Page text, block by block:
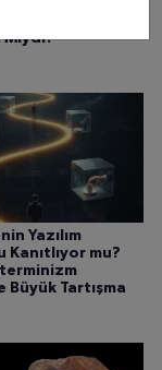
Yazılım
Kanıtlıyor mu?
Büyük Tartışma